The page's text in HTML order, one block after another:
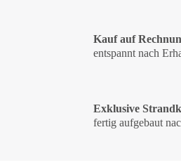
Kauf auf
entspannt nach
Exklusive
fertig aufgebaut